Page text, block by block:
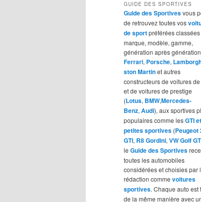
principal
secondaire
GUIDE DES SPORTIVES
Guide des Sportivesvous
de retrouvez toutes vos
de sportpréférées
marque, modèle, gamme,
génération après
Ferrari, Porsche,
ston Martinet autres
constructeurs de voitures
et de voitures de prestige
(Lotus, BMW,Mercedes-
Benz, Audi), aux sportives
populaires comme lesGTI et
petites sportives (Peugeot
GTI, R8 Gordini, VW Golf
le Guide des Sportives
toutes les automobiles
considérées et choisies par
rédaction comme voitures
sportives. Chaque auto est
de la même manière avec